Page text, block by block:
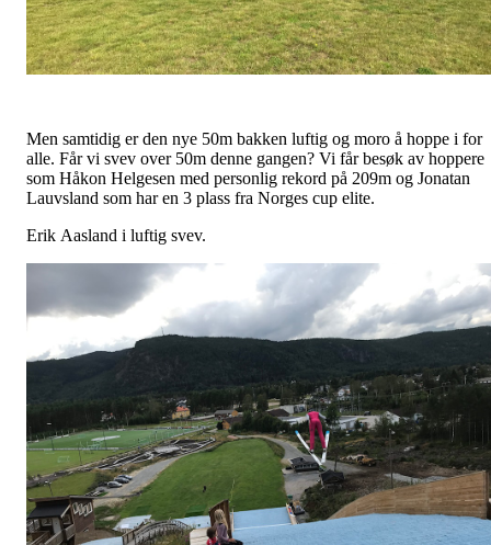
Men samtidig er den nye 50m bakken luftig og moro å hoppe i for
alle. Får vi svev over 50m denne gangen? Vi får besøk av hoppere
som Håkon Helgesen med personlig rekord på 209m og Jonatan
Lauvsland som har en 3 plass fra Norges cup elite.
Erik Aasland i luftig svev.